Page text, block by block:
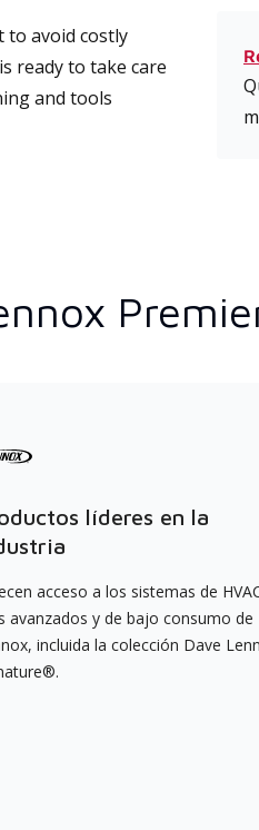
to avoid costly
ready to take care
and tools
líderes en la
acceso a los sistemas de
avanzados y de bajo consumo de
incluida la colección Dave